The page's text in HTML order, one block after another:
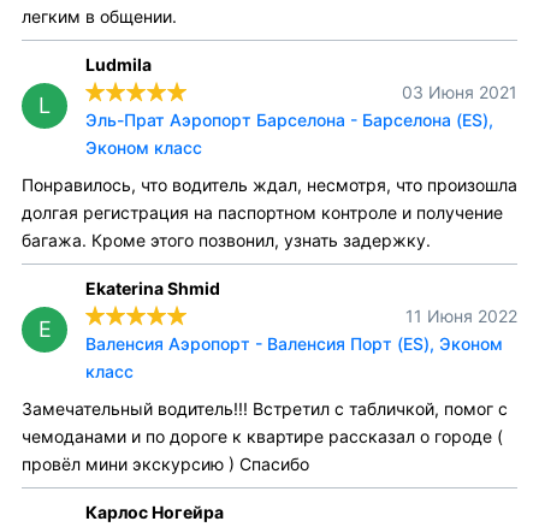
легким в общении.
L
Ludmila
03 Июня 2021
Эль-Прат Аэропорт Барселона - Барселона (ES),
Эконом класс
Понравилось, что водитель ждал, несмотря, что произошла
долгая регистрация на паспортном контроле и получение
багажа. Кроме этого позвонил, узнать задержку.
E
Ekaterina Shmid
11 Июня 2022
Валенсия Аэропорт - Валенсия Порт (ES), Эконом
класс
Замечательный водитель!!! Встретил с табличкой, помог с
чемоданами и по дороге к квартире рассказал о городе (
провёл мини экскурсию ) Спасибо
Карлос Ногейра